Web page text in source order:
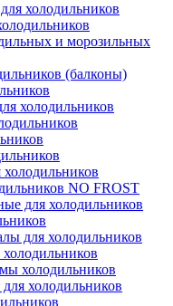
холодильников
и морозильных
(балконы)
холодильников
NO FROST
для холодильников
для холодильников
холодильников
холодильников